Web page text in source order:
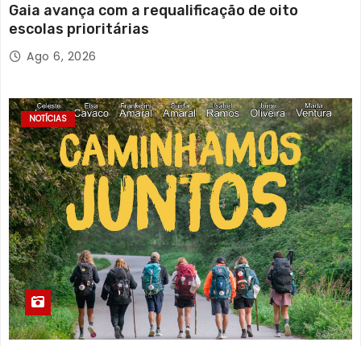
Gaia avança com a requalificação de oito
escolas prioritárias
Ago 6, 2026
NOTÍCIAS